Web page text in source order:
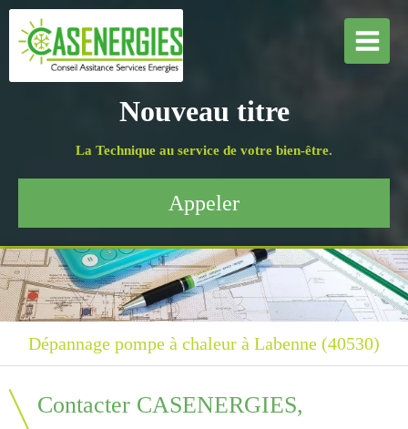
Nouveau titre
La Technique au service de votre bien-être.
Appeler
Dépannage pompe à chaleur à Labenne (40530)
Contacter CASENERGIES,